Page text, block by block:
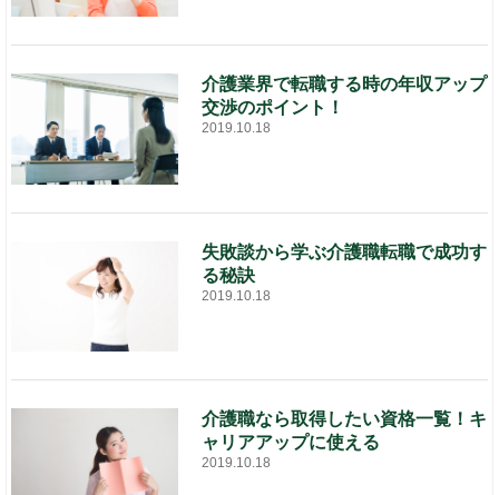
介護業界で転職する時の年収アップ
交渉のポイント！
2019.10.18
失敗談から学ぶ介護職転職で成功す
る秘訣
2019.10.18
介護職なら取得したい資格一覧！キ
ャリアアップに使える
2019.10.18